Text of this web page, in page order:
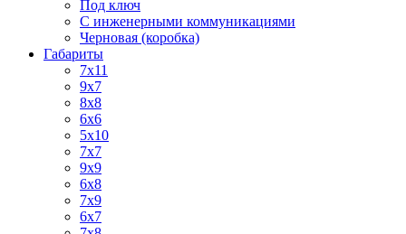
Под ключ
С инженерными коммуникациями
Черновая (коробка)
Габариты
7х11
9х7
8x8
6x6
5х10
7x7
9x9
6x8
7x9
6x7